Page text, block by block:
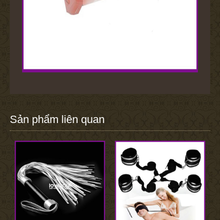
Sản phẩm liên quan